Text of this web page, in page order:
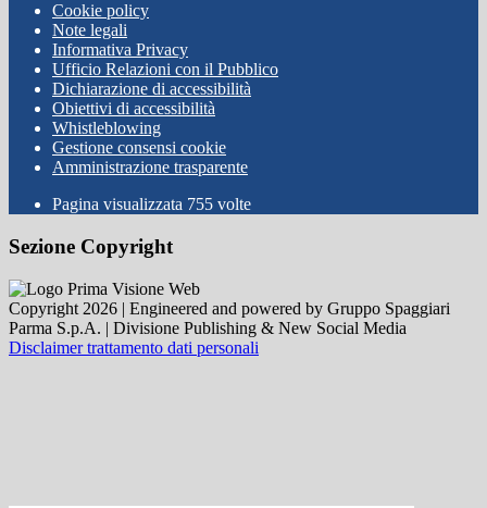
Cookie policy
Note legali
Informativa Privacy
Ufficio Relazioni con il Pubblico
Dichiarazione di accessibilità
Obiettivi di accessibilità
Whistleblowing
Gestione consensi cookie
Amministrazione trasparente
Pagina visualizzata 755 volte
Sezione Copyright
Copyright 2026 | Engineered and powered by Gruppo Spaggiari
Parma S.p.A. | Divisione Publishing & New Social Media
Disclaimer trattamento dati personali